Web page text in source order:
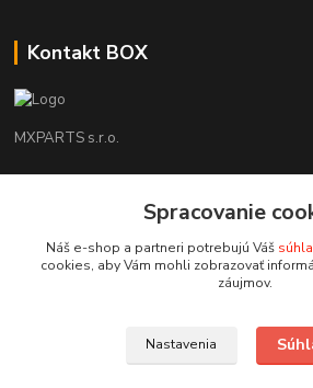
Kontakt BOX
MXPARTS s.r.o.
+421948260186
motokrossk@gmail.com
Spracovanie
Náš e-shop a partneri potrebujú Váš
cookies, aby Vám mohli zobrazovať
záujmov.
Nastavenia